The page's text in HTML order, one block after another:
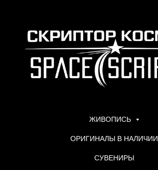
ЖИВОПИСЬ
ОРИГИНАЛЫ В НАЛИЧИИ
СУВЕНИРЫ